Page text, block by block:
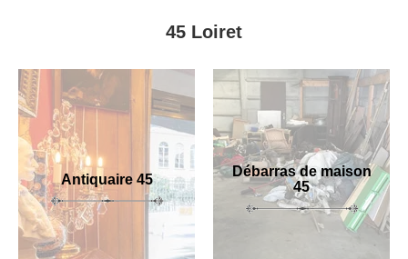
45 Loiret
Antiquaire 45
Débarras de maison
45